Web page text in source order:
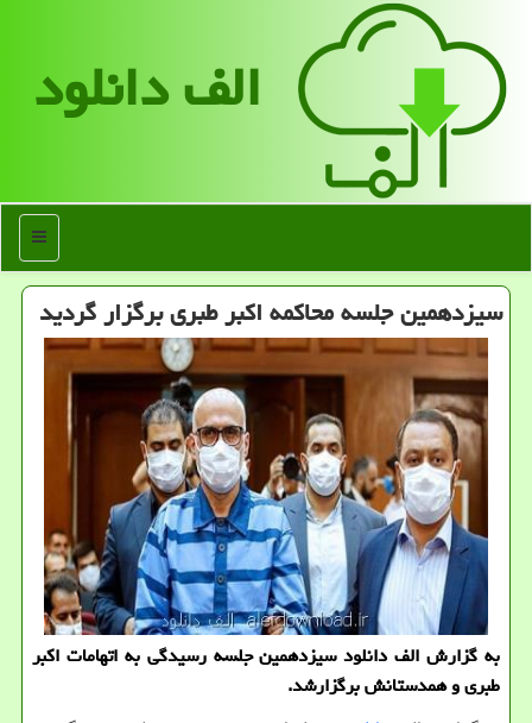
الف دانلود
منو
سیزدهمین جلسه محاكمه اكبر طبری برگزار گردید
به گزارش الف دانلود سیزدهمین جلسه رسیدگی به اتهامات اكبر
طبری و همدستانش برگزارشد.